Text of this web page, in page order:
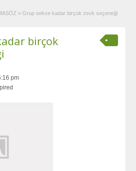
» Grup sekse kadar birçok zevk seçeneği
birçok
pm